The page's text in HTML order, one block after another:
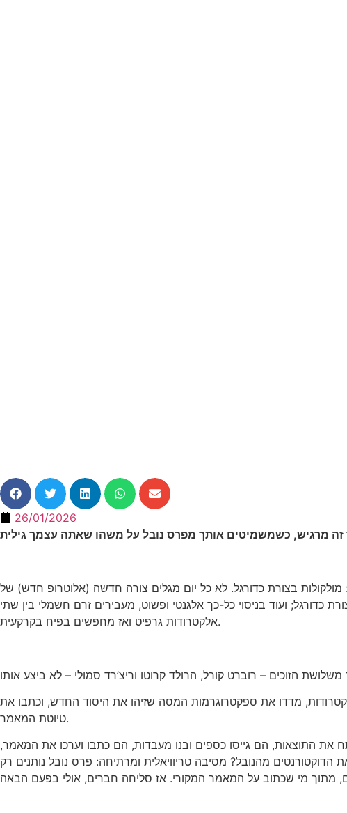
26/01/2026
צורה חדשה של היסוד פחמן: מולקולות בצורת כדורגל. לא כל יום מגלים צורה חדשה (אלוטרופ חדש) של
כדורגל; ועוד בניסוי כל-כך אלגנטי ופשוט, מעבירים זרם חשמלי בין שתי
אלקטרודות גרפיט ואז מחפשים בפיח בקרקעית.
מדדו את ספקטרוגרמות המסה שזיהו את היסוד החדש, וכתבו את
טיוטת המאמר.
את התוצאות, הם גייסו כספים ובנו מעבדות, הם כתבו וערכו את המאמר,
מהנובל? מסיבה טריוויאלית ומרתיחה: פרס נובל נותנים רק